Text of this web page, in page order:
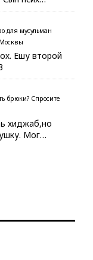
для мусульман
Ешу второй
брюки? Спросите
хиджаб,но
Мог…